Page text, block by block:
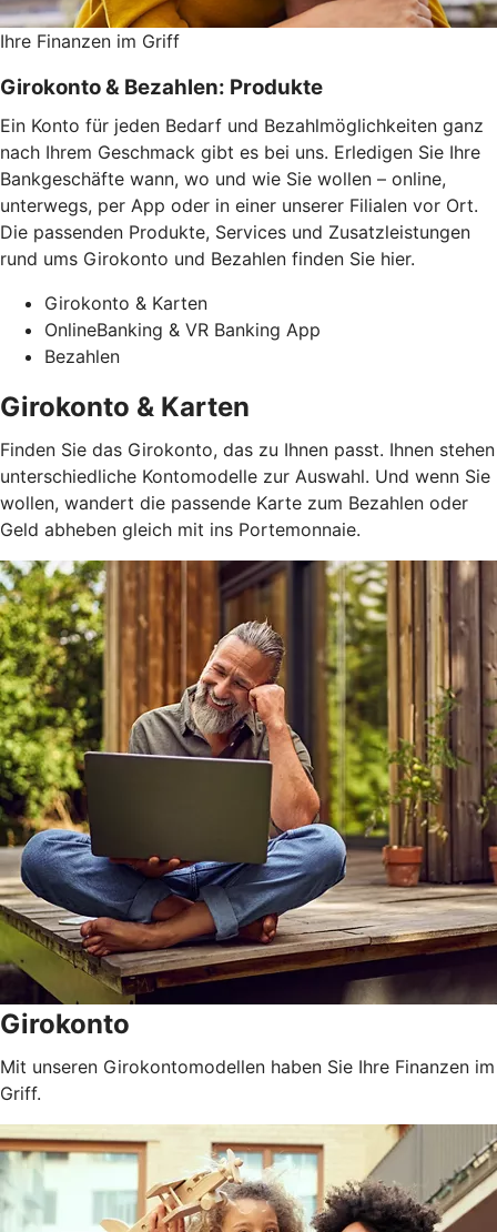
Ihre Finanzen im Griff
Girokonto & Bezahlen: Produkte
Ein Konto für jeden Bedarf und Bezahlmöglichkeiten ganz
nach Ihrem Geschmack gibt es bei uns. Erledigen Sie Ihre
Bankgeschäfte wann, wo und wie Sie wollen – online,
unterwegs, per App oder in einer unserer Filialen vor Ort.
Die passenden Produkte, Services und Zusatzleistungen
rund ums Girokonto und Bezahlen finden Sie hier.
Girokonto & Karten
OnlineBanking & VR Banking App
Bezahlen
Girokonto & Karten
Finden Sie das Girokonto, das zu Ihnen passt. Ihnen stehen
unterschiedliche Kontomodelle zur Auswahl. Und wenn Sie
wollen, wandert die passende Karte zum Bezahlen oder
Geld abheben gleich mit ins Portemonnaie.
Girokonto
Mit unseren Girokontomodellen haben Sie Ihre Finanzen im
Griff.